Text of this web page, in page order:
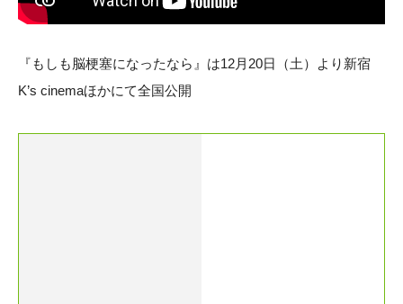
『もしも脳梗塞になったなら』は12月20日（土）より新宿
K’s cinemaほかにて全国公開